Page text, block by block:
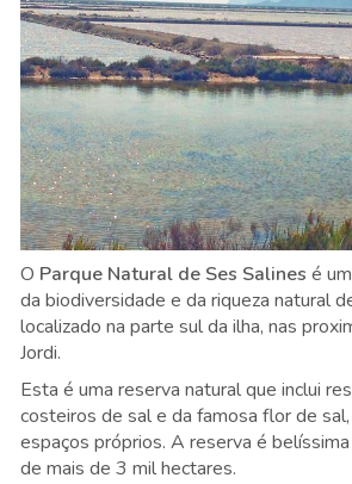
O Parque Natural de Ses Salines é
da biodiversidade e da riqueza natural
localizado na parte sul da ilha, nas
Jordi.
Esta é uma reserva natural que inclui
costeiros de sal e da famosa flor de
espaços próprios. A reserva é
de mais de 3 mil hectares.